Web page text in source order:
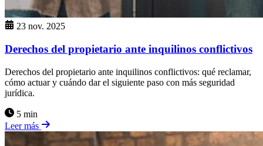
23 nov. 2025
Derechos del propietario ante inquilinos conflictivos
Derechos del propietario ante inquilinos conflictivos: qué reclamar,
cómo actuar y cuándo dar el siguiente paso con más seguridad
jurídica.
5 min
Leer más